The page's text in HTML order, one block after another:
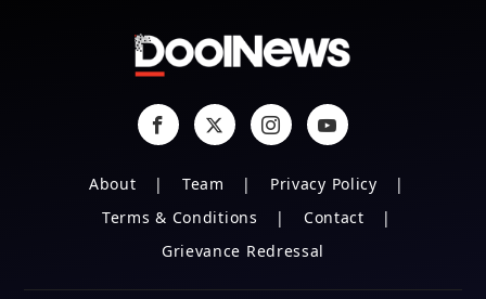
About Team
Privacy Policy
Terms & Conditions
Contact
Grievance Redressal